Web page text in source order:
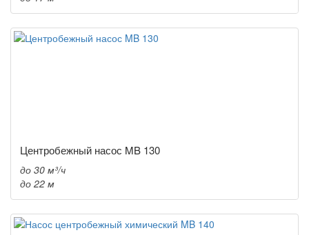
Центробежный насос MB 130
до 30 м³/ч
до 22 м